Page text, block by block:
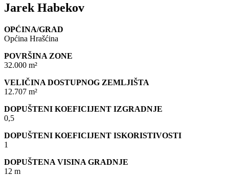
Jarek Habekov
OPĆINA/GRAD
Općina Hrašćina
POVRŠINA ZONE
32.000 m²
VELIČINA DOSTUPNOG ZEMLJIŠTA
12.707 m²
DOPUŠTENI KOEFICIJENT IZGRADNJE
0,5
DOPUŠTENI KOEFICIJENT ISKORISTIVOSTI
1
DOPUŠTENA VISINA GRADNJE
12 m